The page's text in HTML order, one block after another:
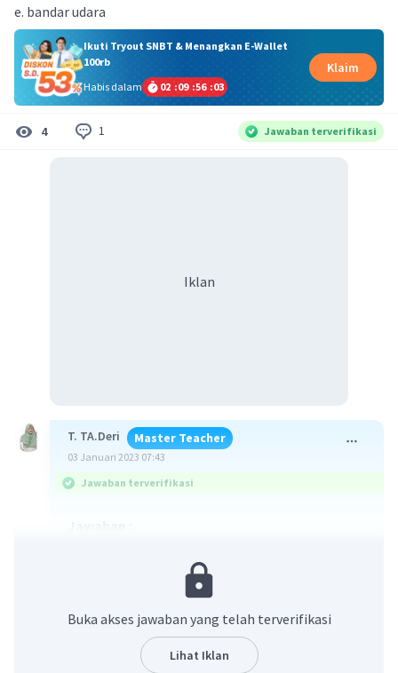
e. bandar udara
Ikuti Tryout SNBT & Menangkan E-Wallet
100rb
Habis dalam
02 :09 :56 :03
Klaim
4 1 Jawaban terverifikasi
Iklan
T. TA.Deri Master Teacher
03 Januari 2023 07:43
Jawaban terverifikasi
Interpretasi citra adalah kegiatan
mengidentifikasi obyek-obyek yang ada pada
suatu citra penginderaan jauh. Unsur-unsur
interpretasi citra terdiri dari rona, warna, ukuran,
Buka akses jawaban yang telah terverifikasi
Lihat Iklan